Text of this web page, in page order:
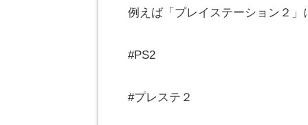
例えば「プレイステーション２
#PS2
#プレステ２